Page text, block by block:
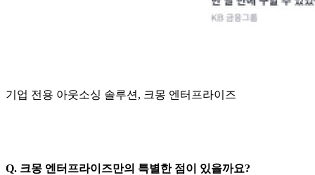
기업 전용 아웃소싱 솔루션, 크몽 엔터프라이즈
Q. 크몽 엔터프라이즈만의 특별한 점이 있을까요?